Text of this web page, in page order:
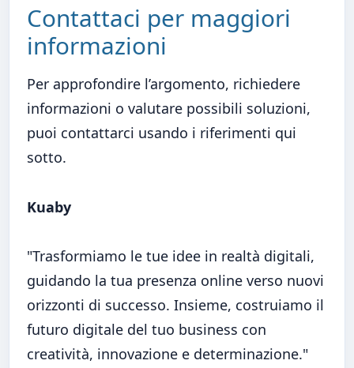
Contattaci per maggiori
informazioni
Per approfondire l’argomento, richiedere
informazioni o valutare possibili soluzioni,
puoi contattarci usando i riferimenti qui
sotto.
Kuaby
"Trasformiamo le tue idee in realtà digitali,
guidando la tua presenza online verso nuovi
orizzonti di successo. Insieme, costruiamo il
futuro digitale del tuo business con
creatività, innovazione e determinazione."